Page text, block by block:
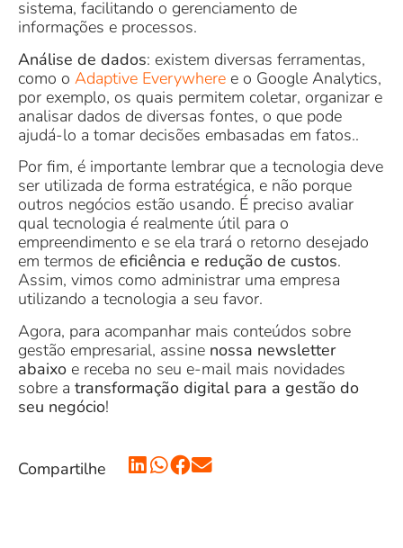
sistema, facilitando o gerenciamento de
informações e processos.
Análise de dados: existem diversas ferramentas,
como o Adaptive Everywhere e o Google Analytics,
por exemplo, os quais permitem coletar, organizar e
analisar dados de diversas fontes, o que pode
ajudá-lo a tomar decisões embasadas em fatos..
Por fim, é importante lembrar que a tecnologia deve
ser utilizada de forma estratégica, e não porque
outros negócios estão usando. É preciso avaliar
qual tecnologia é realmente útil para o
empreendimento e se ela trará o retorno desejado
em termos de eficiência e redução de custos.
Assim, vimos como administrar uma empresa
utilizando a tecnologia a seu favor.
Agora, para acompanhar mais conteúdos sobre
gestão empresarial, assine nossa newsletter
abaixo e receba no seu e-mail mais novidades
sobre a transformação digital para a gestão do
seu negócio!
Compartilhe